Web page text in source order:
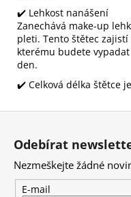
✔️ Lehkost nanášení
Zanechává make-up
pleti. Tento štětec
kterému budete
den.
✔️ Celková délka štětce
Z
Odebírat
Nezmeškejte žádné
E-mail